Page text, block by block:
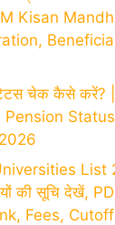
Kisan
चेक कैसे करें? |
Status
List
की सूचि देखें,
Fees, Cutoff